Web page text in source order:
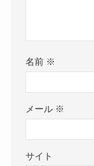
名前 ※
メール ※
サイト